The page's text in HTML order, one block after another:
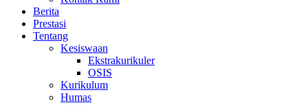
Berita
Prestasi
Tentang
Kesiswaan
Ekstrakurikuler
OSIS
Kurikulum
Humas